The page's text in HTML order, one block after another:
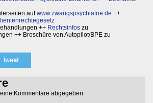
aufwww.zwangspsychiatrie.de ++
++ Rechtsinfos zu
++ Broschüre von Autopilot/BPE zu
Kommentare abgegeben.